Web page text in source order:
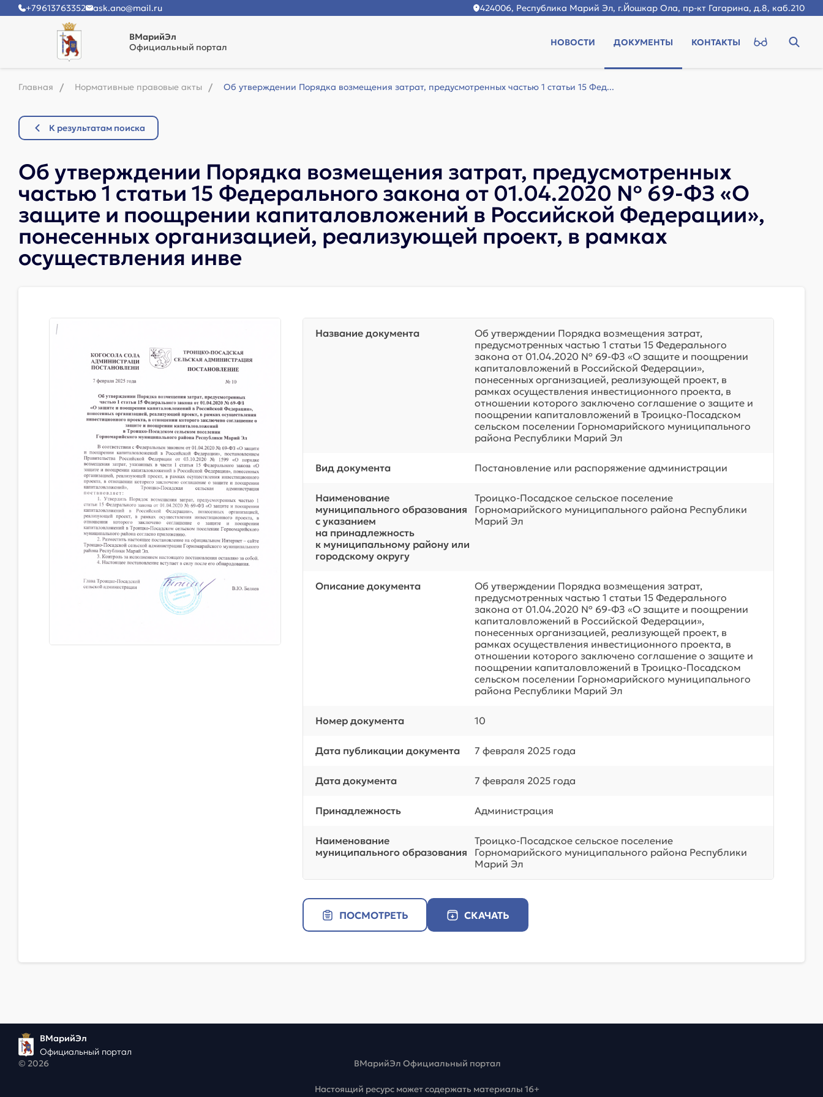
+79613763352 ask.ano@mail.ru 424006, Республика Марий Эл, г.Йошкар Ола, пр-кт Гагарина, д.8, каб.210
ВМарийЭл
Официальный портал
НОВОСТИ ДОКУМЕНТЫ КОНТАКТЫ
Главная Нормативные правовые акты Об утверждении Порядка возмещения затрат, предусмотренных частью 1 статьи 15 Фед...
К результатам поиска
Об утверждении Порядка возмещения затрат, предусмотренных
частью 1 статьи 15 Федерального закона от 01.04.2020 № 69-ФЗ «О
защите и поощрении капиталовложений в Российской Федерации»,
понесенных организацией, реализующей проект, в рамках
осуществления инве
Название документа
Об утверждении Порядка возмещения затрат,
предусмотренных частью 1 статьи 15 Федерального
закона от 01.04.2020 № 69-ФЗ «О защите и поощрении
капиталовложений в Российской Федерации»,
понесенных организацией, реализующей проект, в
рамках осуществления инвестиционного проекта, в
отношении которого заключено соглашение о защите и
поощрении капиталовложений в Троицко-Посадском
сельском поселении Горномарийского муниципального
района Республики Марий Эл
Вид документа Постановление или распоряжение администрации
Наименование
муниципального образования
с указанием
на принадлежность
к муниципальному району или
городскому округу
Троицко-Посадское сельское поселение
Горномарийского муниципального района Республики
Марий Эл
Описание документа
Об утверждении Порядка возмещения затрат,
предусмотренных частью 1 статьи 15 Федерального
закона от 01.04.2020 № 69-ФЗ «О защите и поощрении
капиталовложений в Российской Федерации»,
понесенных организацией, реализующей проект, в
рамках осуществления инвестиционного проекта, в
отношении которого заключено соглашение о защите и
поощрении капиталовложений в Троицко-Посадском
сельском поселении Горномарийского муниципального
района Республики Марий Эл
Номер документа 10
Дата публикации документа 7 февраля 2025 года
Дата документа 7 февраля 2025 года
Принадлежность Администрация
Наименование
муниципального образования
Троицко-Посадское сельское поселение
Горномарийского муниципального района Республики
Марий Эл
ПОСМОТРЕТЬ СКАЧАТЬ
ВМарийЭл
Официальный портал
© 2026
ВМарийЭл Официальный портал
Настоящий ресурс может содержать материалы 16+